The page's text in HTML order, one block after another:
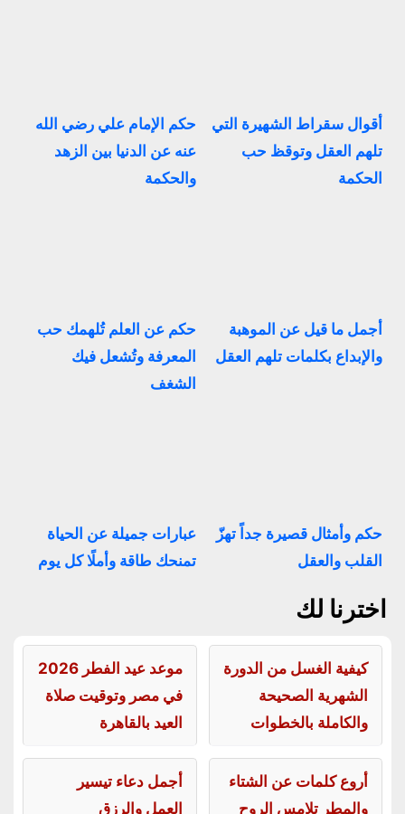
أقوال سقراط الشهيرة التي
تلهم العقل وتوقظ حب
الحكمة
حكم الإمام علي رضي الله
عنه عن الدنيا بين الزهد
والحكمة
أجمل ما قيل عن الموهبة
والإبداع بكلمات تلهم العقل
حكم عن العلم تُلهمك حب
المعرفة وتُشعل فيك
الشغف
حكم وأمثال قصيرة جداً تهزّ
القلب والعقل
عبارات جميلة عن الحياة
تمنحك طاقة وأملًا كل يوم
اخترنا لك
كيفية الغسل من الدورة
الشهرية الصحيحة
والكاملة بالخطوات
موعد عيد الفطر 2026
في مصر وتوقيت صلاة
العيد بالقاهرة
أروع كلمات عن الشتاء
والمطر تلامس الروح
أجمل دعاء تيسير
العمل والرزق